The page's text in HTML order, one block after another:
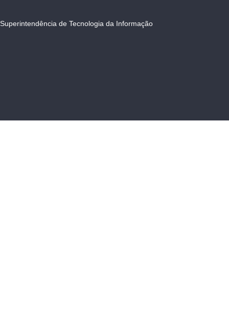
Superintendência de Tecnologia da Informação